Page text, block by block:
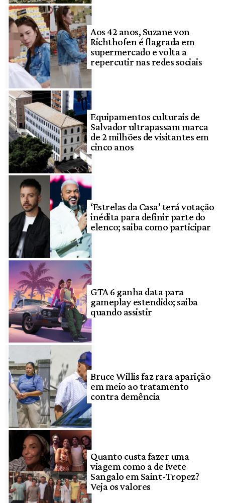
Aos 42 anos, Suzane von
Richthofen é flagrada em
supermercado e volta a
repercutir nas redes sociais
Equipamentos culturais de
Salvador ultrapassam marca
de 2 milhões de visitantes em
cinco anos
‘Estrelas da Casa’ terá votação
inédita para definir parte do
elenco; saiba como participar
GTA 6 ganha data para
gameplay estendido; saiba
quando assistir
Bruce Willis faz rara aparição
em meio ao tratamento
contra demência
Quanto custa fazer uma
viagem como a de Ivete
Sangalo em Saint-Tropez?
Veja os valores